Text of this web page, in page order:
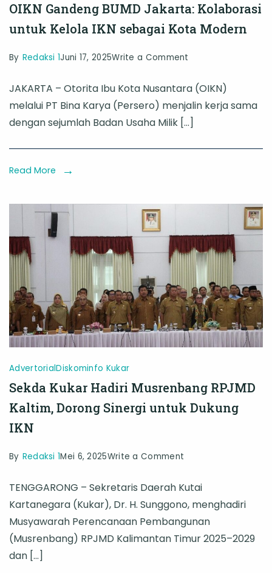
OIKN Gandeng BUMD Jakarta: Kolaborasi
untuk Kelola IKN sebagai Kota Modern
By Redaksi 1Juni 17, 2025Write a Comment
Gandeng
BUMD
Jakarta:
Kolaborasi
IKN
Kota
Modern
JAKARTA – Otorita Ibu Kota Nusantara (OIKN)
melalui PT Bina Karya (Persero) menjalin kerja sama
dengan sejumlah Badan Usaha Milik […]
Read More
AdvertorialDiskominfo Kukar
Sekda Kukar Hadiri Musrenbang RPJMD
Kaltim, Dorong Sinergi untuk Dukung
IKN
By Redaksi 1Mei 6, 2025Write a Comment
Kukar
Hadiri
Musrenbang
TENGGARONG – Sekretaris Daerah Kutai
Kartanegara (Kukar), Dr. H. Sunggono, menghadiri
Musyawarah Perencanaan Pembangunan
(Musrenbang) RPJMD Kalimantan Timur 2025–2029
dan […]